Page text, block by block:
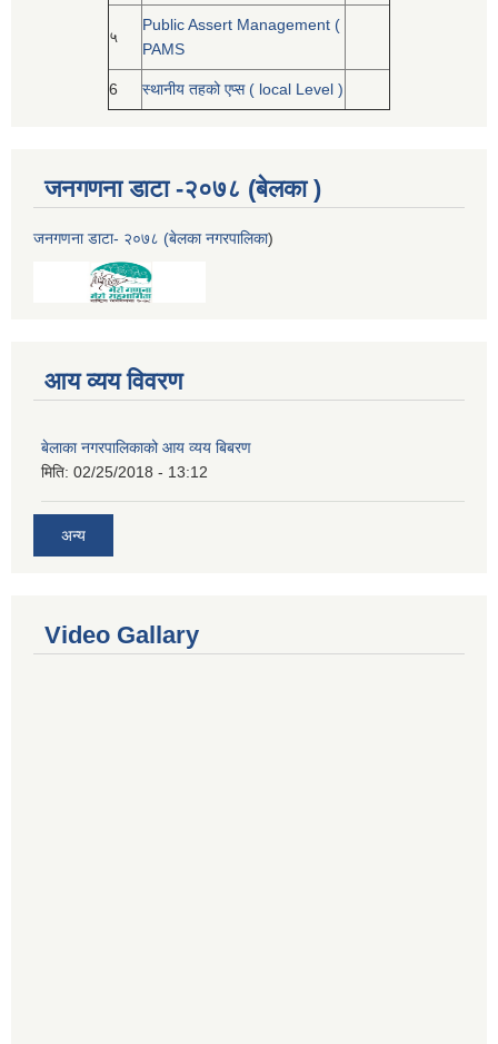
५
Public Assert Management (
PAMS
6 स्थानीय तहको एप्स ( local Level )
जनगणना डाटा -२०७८ (बेलका )
जनगणना डाटा- २०७८ (बेलका नगरपालिका)
आय व्यय विवरण
बेलाका नगरपालिकाको आय व्यय बिबरण
मिति: 02/25/2018 - 13:12
अन्य
Video Gallary